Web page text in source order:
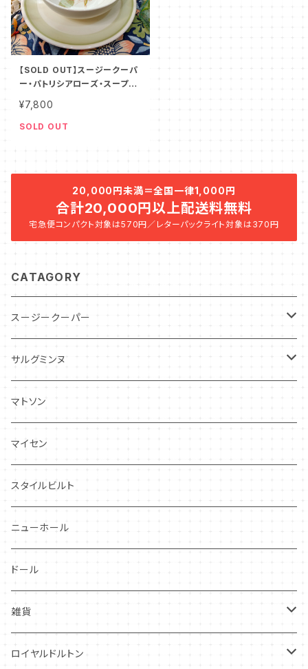
【SOLD OUT】スージークーパ
ー・パトリシアローズ・スープボ
ン）SCPA8004
¥7,800
SOLD OUT
20,000円未満＝全国一律1,000円
合計20,000円以上配送料無料
宅急便コンパクト対象は570円／レターパックライト対象は370円
CATAGORY
スージークーパー
パトリシアローズ
ドレスデンスプレイ
プランタン
グレンミスト
スワンシースプレイ
グレイ社
グレイリーフ
レヴェリー
サルグミンヌ
ニーナローサ
FAVORI
CIBON
マトソン
マイセン
スタイルビルト
ニューホール
ドール
雑貨
キーホルダー
ロイヤルドルトン